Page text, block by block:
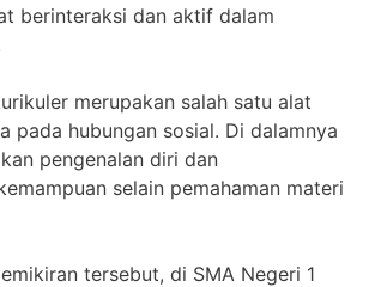
berinteraksi dan aktif dalam
merupakan salah satu alat
pada hubungan sosial. Di dalamnya
pengenalan diri dan
selain pemahaman materi
tersebut, di SMA Negeri 1